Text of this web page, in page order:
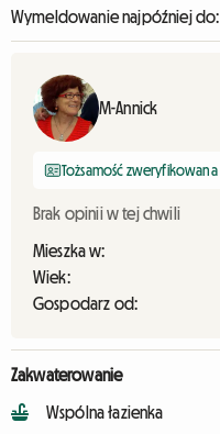
Wymeldowanie najpóźniej do:
M-Annick
Tożsamość zweryfikowana
Brak opinii w tej chwili
Mieszka w:
Wiek:
Gospodarz od:
Zakwaterowanie
Wspólna łazienka